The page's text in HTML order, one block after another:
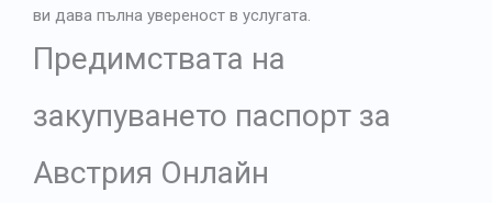
ви дава пълна увереност в услугата.
Предимствата на
закупуването паспорт за
Австрия Онлайн